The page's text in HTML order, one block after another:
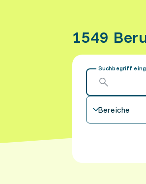
1549
Suchbegriff
Bereiche